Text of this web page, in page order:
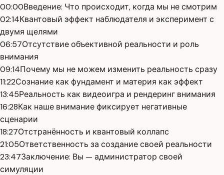
00:00Введение: Что происходит, когда мы не смотрим
02:14Квантовый эффект наблюдателя и эксперимент с
двумя щелями
06:57Отсутствие объективной реальности и роль
внимания
09:14Почему мы не можем изменить реальность сразу
11:22Сознание как фундамент и материя как эффект
13:45Реальность как видеоигра и рендеринг внимания
16:28Как наше внимание фиксирует негативные
сценарии
18:27Отстранённость и квантовый коллапс
21:05Ответственность за создание своей реальности
23:47Заключение: Вы — администратор своей
симуляции